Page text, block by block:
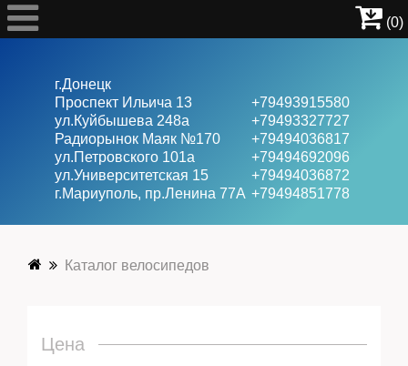
(0)
Велосипеды
Самокаты
г.Донецк
Проспект Ильича 13
+79493915580
ул.Куйбышева 248а
+79493327727
Радиорынок Маяк №170
+79494036817
ул.Петровского 101a
+79494692096
ул.Университетская 15
+79494036872
г.Мариуполь, пр.Ленина 77А +79494851778
Каталог велосипедов
Цена